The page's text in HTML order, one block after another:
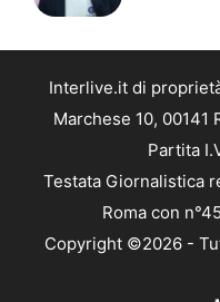
Interlive.it di
Marchese 10, 00141
Partita
Testata Giornalistica
Roma con
Copyright ©2026 -